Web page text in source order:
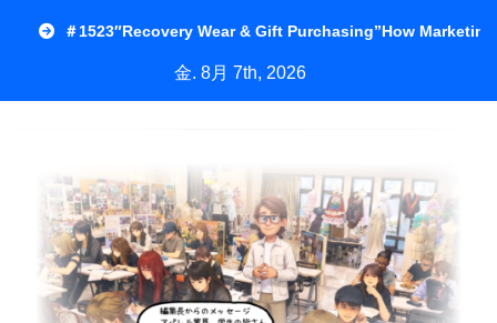
＃1523″Recovery Wear & Gift Purchasing”How
金. 8月 7th, 2026